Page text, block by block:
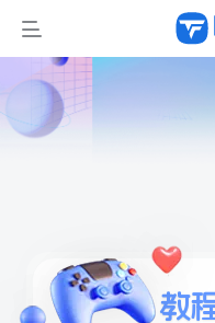
教